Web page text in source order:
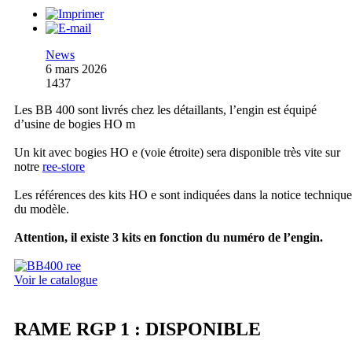
News
6 mars 2026
1437
Les BB 400 sont livrés chez les détaillants, l’engin est équipé
d’usine de bogies HO m
Un kit avec bogies HO e (voie étroite) sera disponible très vite sur
notre ree-store
Les références des kits HO e sont indiquées dans la notice technique
du modèle.
Attention, il existe 3 kits en fonction du numéro de l’engin.
Voir le catalogue
RAME RGP 1 : DISPONIBLE